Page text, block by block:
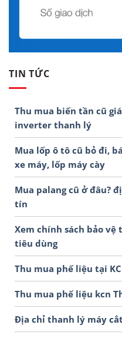
TIN TỨC
Thu mua biến tần cũ
inverter thanh lý
Mua lốp ô tô cũ bỏ đi,
xe máy, lốp máy cày
Mua palang cũ ở đâu?
tín
Xem chính sách bảo
tiêu dùng
Thu mua phế liệu tại
Thu mua phế liệu kcn
Địa chỉ thanh lý máy